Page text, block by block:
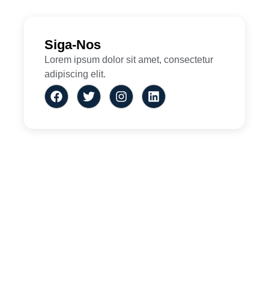
Siga-Nos
Lorem ipsum dolor sit amet, consectetur
adipiscing elit.